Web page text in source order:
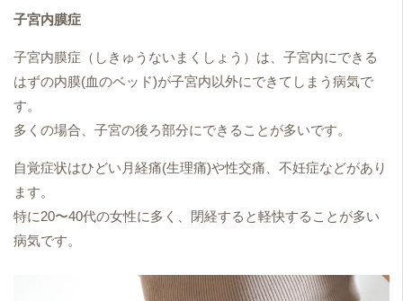
子宮内膜症
子宮内膜症（しきゅうないまくしょう）は、子宮内にできる
はずの内膜(血のベッド)が子宮内以外にできてしまう病気で
す。
多くの場合、子宮の後ろ部分にできることが多いです。
自覚症状はひどい月経痛(生理痛)や性交痛、不妊症などがあり
ます。
特に20〜40代の女性に多く、閉経すると軽快することが多い
病気です。